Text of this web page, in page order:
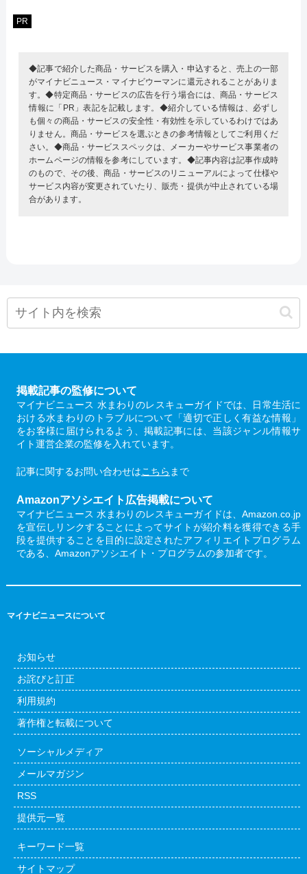
PR
◆記事で紹介した商品・サービスを購入・申込すると、売上の一部
がマイナビニュース・マイナビウーマンに還元されることがありま
す。◆特定商品・サービスの広告を行う場合には、商品・サービス
情報に「PR」表記を記載します。◆紹介している情報は、必ずし
も個々の商品・サービスの安全性・有効性を示しているわけではあ
りません。商品・サービスを選ぶときの参考情報としてご利用くだ
さい。◆商品・サービススペックは、メーカーやサービス事業者の
ホームページの情報を参考にしています。◆記事内容は記事作成時
のもので、その後、商品・サービスのリニューアルによって仕様や
サービス内容が変更されていたり、販売・提供が中止されている場
合があります。
掲載記事の監修について
マイナビニュース 水まわりのレスキューガイドでは、日常生活に
おける水まわりのトラブルについて「適切で正しく有益な情報」
をお客様に届けられるよう、掲載記事には、当該ジャンル情報サ
イト運営企業の監修を入れています。
記事に関するお問い合わせはこちら まで
Amazonアソシエイト広告掲載について
マイナビニュース 水まわりのレスキューガイドは、Amazon.co.jp
を宣伝しリンクすることによってサイトが紹介料を獲得できる手
段を提供することを目的に設定されたアフィリエイトプログラム
である、Amazonアソシエイト・プログラムの参加者です。
マイナビニュースについて
お知らせ
お詫びと訂正
利用規約
著作権と転載について
ソーシャルメディア
メールマガジン
RSS
提供元一覧
キーワード一覧
サイトマップ